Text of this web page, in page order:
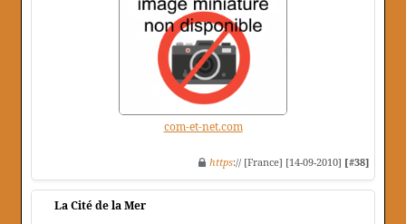
com-et-net.com
https:// [France] [14-09-2010] [#38]
La Cité de la Mer